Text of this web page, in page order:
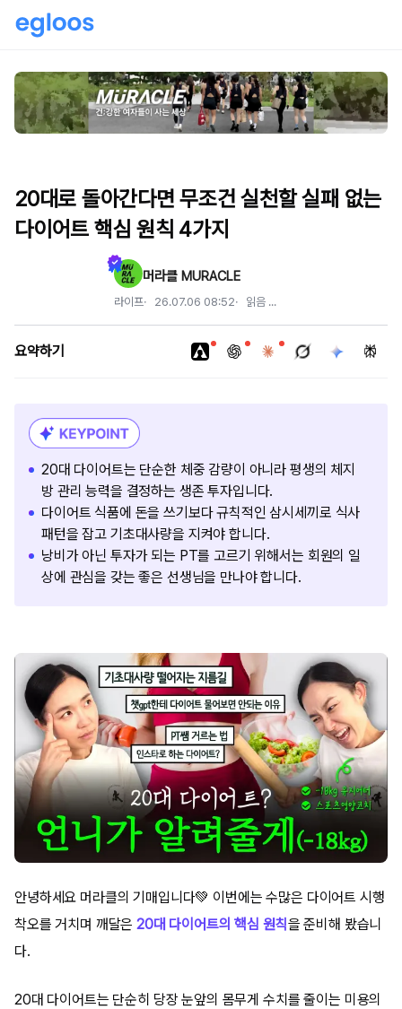
20대로 돌아간다면 무조건 실천할 실패 없는
다이어트 핵심 원칙 4가지
머라클 MURACLE
라이프 26.07.06 08:52 읽음 ...
요약하기
20대 다이어트는 단순한 체중 감량이 아니라 평생의 체지
방 관리 능력을 결정하는 생존 투자입니다.
다이어트 식품에 돈을 쓰기보다 규칙적인 삼시세끼로 식사
패턴을 잡고 기초대사량을 지켜야 합니다.
낭비가 아닌 투자가 되는 PT를 고르기 위해서는 회원의 일
상에 관심을 갖는 좋은 선생님을 만나야 합니다.
안녕하세요 머라클의 기매입니다💚 이번에는 수많은 다이어트 시행
착오를 거치며 깨달은20대 다이어트의 핵심 원칙을 준비해 봤습니
다.
20대 다이어트는 단순히 당장 눈앞의 몸무게 수치를 줄이는 미용의